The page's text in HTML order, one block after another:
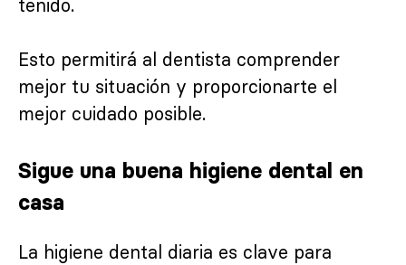
tenido.
Esto permitirá al dentista comprender
mejor tu situación y proporcionarte el
mejor cuidado posible.
Sigue una buena higiene dental en
casa
La higiene dental diaria es clave para